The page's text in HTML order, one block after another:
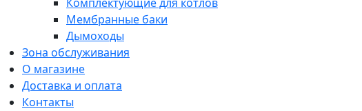
Комплектующие для котлов
Мембранные баки
Дымоходы
Зона обслуживания
О магазине
Доставка и оплата
Контакты